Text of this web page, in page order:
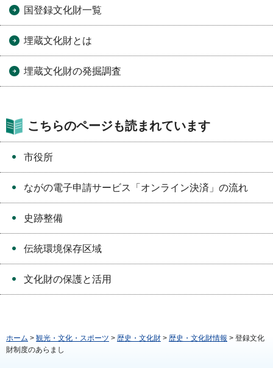
国登録文化財一覧
埋蔵文化財とは
埋蔵文化財の発掘調査
こちらのページも読まれています
市役所
ながの電子申請サービス「オンライン決済」の流れ
史跡整備
伝統環境保存区域
文化財の保護と活用
ホーム > 観光・文化・スポーツ > 歴史・文化財 > 歴史・文化財情報 > 登録文化
財制度のあらまし